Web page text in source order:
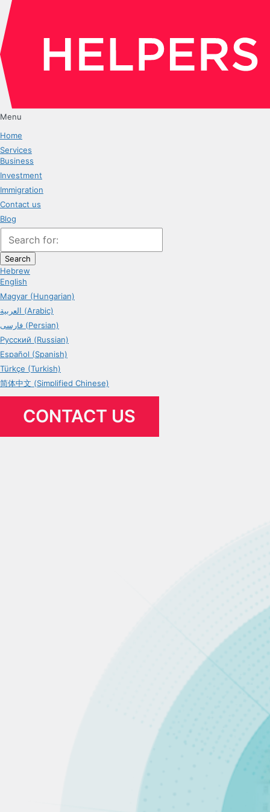
Menu
Home
Services
Business
Investment
Immigration
Contact us
Blog
Search
Hebrew
English
Magyar (Hungarian)
العربية (Arabic)
فارسی (Persian)
Русский (Russian)
Español (Spanish)
Türkçe (Turkish)
简体中文 (Simplified Chinese)
CONTACT US